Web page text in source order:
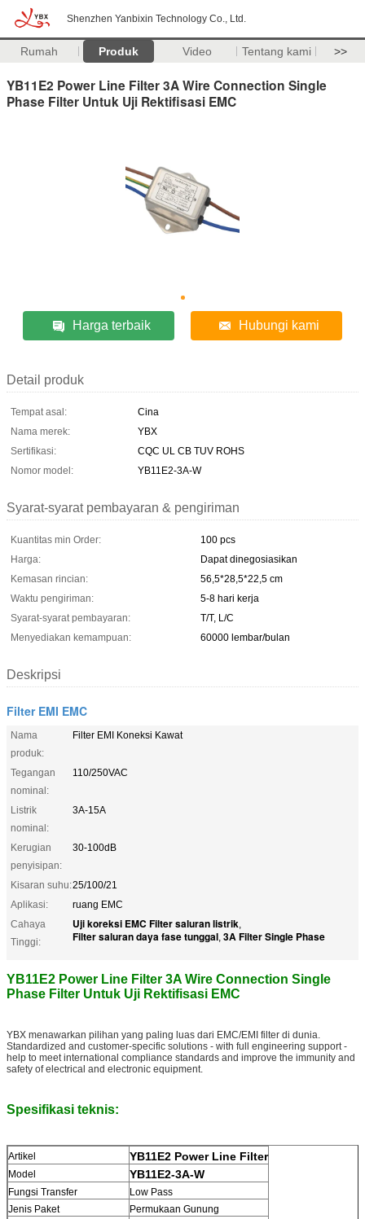
Shenzhen Yanbixin Technology Co., Ltd.
Rumah Produk Video Tentang kami >>
YB11E2 Power Line Filter 3A Wire Connection Single
Phase Filter Untuk Uji Rektifisasi EMC
Harga terbaik Hubungi kami
Detail produk
Tempat asal:
Cina
Nama merek:
YBX
Sertifikasi:
CQC UL CB TUV ROHS
Nomor model:
YB11E2-3A-W
Syarat-syarat pembayaran & pengiriman
Kuantitas min Order:
100 pcs
Harga:
Dapat dinegosiasikan
Kemasan rincian:
56,5*28,5*22,5 cm
Waktu pengiriman:
5-8 hari kerja
Syarat-syarat pembayaran:
T/T, L/C
Menyediakan kemampuan:
60000 lembar/bulan
Deskripsi
Filter EMI EMC
Nama
produk:
Filter EMI Koneksi Kawat
Tegangan
nominal:
110/250VAC
Listrik
nominal:
3A-15A
Kerugian
penyisipan:
30-100dB
Kisaran suhu:25/100/21
Aplikasi:
ruang EMC
Cahaya
Tinggi:
Uji koreksi EMC Filter saluran listrik,
Filter saluran daya fase tunggal, 3A Filter Single Phase
YB11E2 Power Line Filter 3A Wire Connection Single
Phase Filter Untuk Uji Rektifisasi EMC
YBX menawarkan pilihan yang paling luas dari EMC/EMI filter di dunia.
Standardized and customer-specific solutions - with full engineering support -
help to meet international compliance standards and improve the immunity and
safety of electrical and electronic equipment.
Spesifikasi teknis:
Artikel YB11E2 Power Line Filter
Model YB11E2-3A-W
Fungsi Transfer
Low Pass
Jenis Paket
Permukaan Gunung